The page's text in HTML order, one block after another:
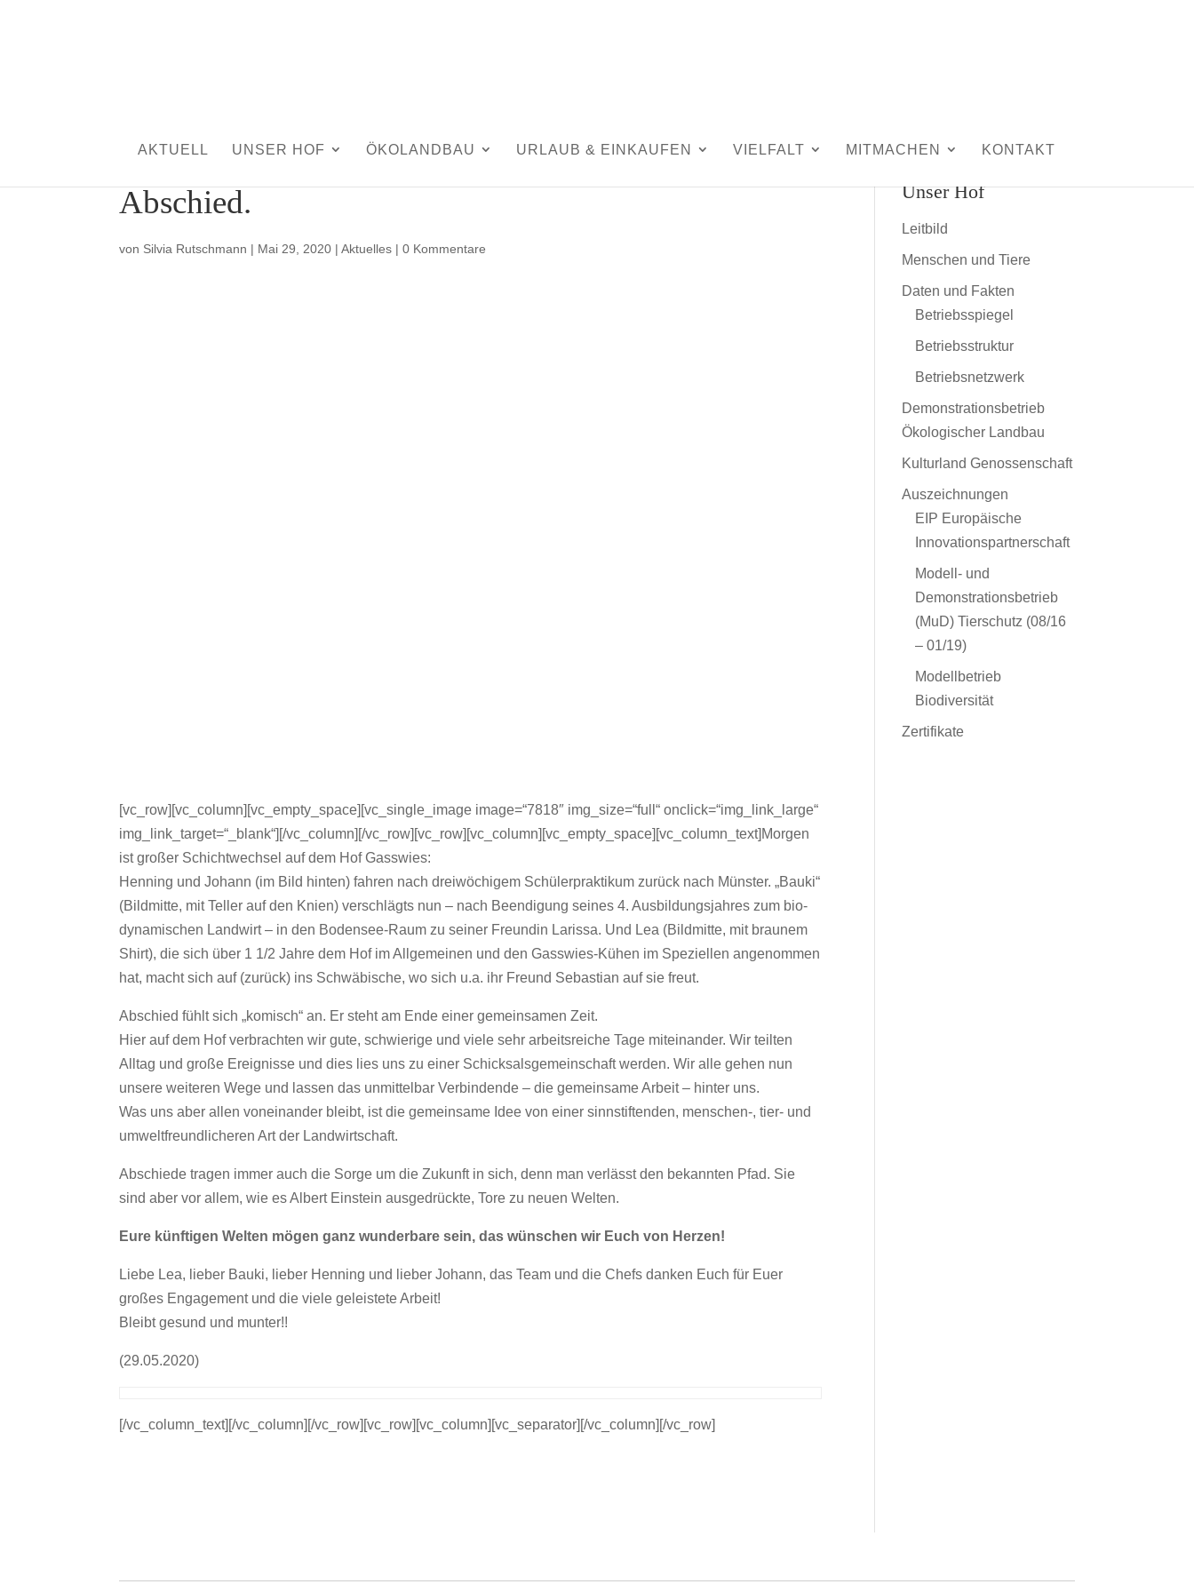
AKTUELL UNSER HOF ÖKOLANDBAU URLAUB & EINKAUFEN VIELFALT MITMACHEN KONTAKT
Abschied.
von Silvia Rutschmann | Mai 29, 2020 |Aktuelles |0 Kommentare
[vc_row][vc_column][vc_empty_space][vc_single_image image=“7818″ img_size=“full“ onclick=“img_link_large“
img_link_target=“_blank“][/vc_column][/vc_row][vc_row][vc_column][vc_empty_space][vc_column_text]Morgen
ist großer Schichtwechsel auf dem Hof Gasswies:
Henning und Johann (im Bild hinten) fahren nach dreiwöchigem Schülerpraktikum zurück nach Münster. „Bauki“
(Bildmitte, mit Teller auf den Knien) verschlägts nun – nach Beendigung seines 4. Ausbildungsjahres zum bio-
dynamischen Landwirt – in den Bodensee-Raum zu seiner Freundin Larissa. Und Lea (Bildmitte, mit braunem
Shirt), die sich über 1 1/2 Jahre dem Hof im Allgemeinen und den Gasswies-Kühen im Speziellen angenommen
hat, macht sich auf (zurück) ins Schwäbische, wo sich u.a. ihr Freund Sebastian auf sie freut.
Abschied fühlt sich „komisch“ an. Er steht am Ende einer gemeinsamen Zeit.
Hier auf dem Hof verbrachten wir gute, schwierige und viele sehr arbeitsreiche Tage miteinander. Wir teilten
Alltag und große Ereignisse und dies lies uns zu einer Schicksalsgemeinschaft werden. Wir alle gehen nun
unsere weiteren Wege und lassen das unmittelbar Verbindende – die gemeinsame Arbeit – hinter uns.
Was uns aber allen voneinander bleibt, ist die gemeinsame Idee von einer sinnstiftenden, menschen-, tier- und
umweltfreundlicheren Art der Landwirtschaft.
Abschiede tragen immer auch die Sorge um die Zukunft in sich, denn man verlässt den bekannten Pfad. Sie
sind aber vor allem, wie es Albert Einstein ausgedrückte, Tore zu neuen Welten.
Eure künftigen Welten mögen ganz wunderbare sein, das wünschen wir Euch von Herzen!
Liebe Lea, lieber Bauki, lieber Henning und lieber Johann, das Team und die Chefs danken Euch für Euer
großes Engagement und die viele geleistete Arbeit!
Bleibt gesund und munter!!
(29.05.2020)
[/vc_column_text][/vc_column][/vc_row][vc_row][vc_column][vc_separator][/vc_column][/vc_row]
Unser Hof
Leitbild
Menschen und Tiere
Daten und Fakten
Betriebsspiegel
Betriebsstruktur
Betriebsnetzwerk
Demonstrationsbetrieb
Ökologischer Landbau
Kulturland Genossenschaft
Auszeichnungen
EIP Europäische
Innovationspartnerschaft
Modell- und
Demonstrationsbetrieb
(MuD) Tierschutz (08/16
– 01/19)
Modellbetrieb
Biodiversität
Zertifikate